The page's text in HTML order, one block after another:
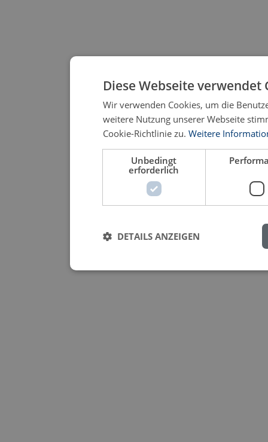
Diese Webseite verwendet
Wir verwenden Cookies, um die
weitere Nutzung unserer Webseite
Cookie-Richtlinie zu. Weitere
Unbedingt
erforderlich
DETAILS ANZEIGEN